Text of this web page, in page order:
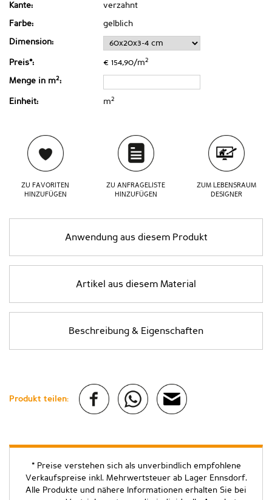
Kante: verzahnt
Farbe: gelblich
Dimension:
Preis*: € 154,90/m2
Menge in m2:
Einheit: m2
ZU FAVORITEN
HINZUFÜGEN
ZU ANFRAGELISTE
HINZUFÜGEN
ZUM LEBENSRAUM
DESIGNER
Anwendung aus diesem Produkt
Artikel aus diesem Material
Beschreibung & Eigenschaften
Produkt teilen:
* Preise verstehen sich als unverbindlich empfohlene
Verkaufspreise inkl. Mehrwertsteuer ab Lager Ennsdorf.
Alle Produkte und nähere Informationen erhalten Sie bei